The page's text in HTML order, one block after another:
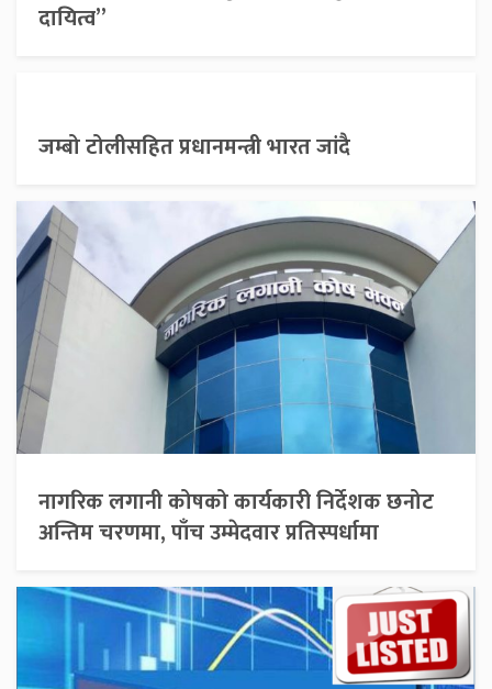
दायित्व”
जम्बो टोलीसहित प्रधानमन्त्री भारत जांदै
नागरिक लगानी कोषको कार्यकारी निर्देशक छनोट
अन्तिम चरणमा, पाँच उम्मेदवार प्रतिस्पर्धामा